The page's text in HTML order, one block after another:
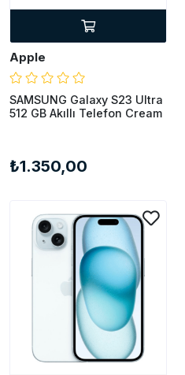
Apple
SAMSUNG Galaxy S23 Ultra
512 GB Akıllı Telefon Cream
₺1.350,00